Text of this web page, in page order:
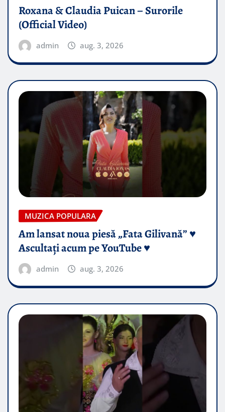
Roxana & Claudia Puican – Surorile
(Official Video)
admin aug. 3, 2026
MUZICA POPULARA
Am lansat noua piesă „Fata Gilivană” ♥️
Ascultați acum pe YouTube ♥️
admin aug. 3, 2026